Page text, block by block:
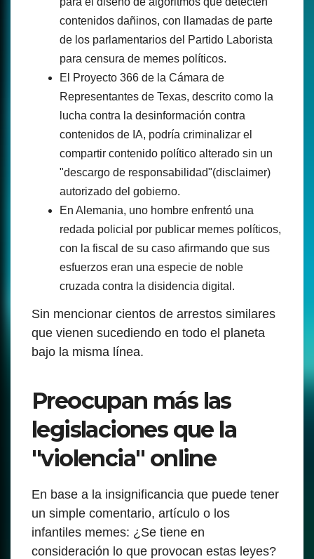
contenidos dañinos, con llamadas de parte
de los parlamentarios del Partido Laborista
para censura de memes políticos.
El Proyecto 366 de la Cámara de
Representantes de Texas, descrito como la
lucha contra la desinformación contra
contenidos de IA, podría criminalizar el
compartir contenido político alterado sin un
"descargo de responsabilidad"(disclaimer)
autorizado del gobierno.
En Alemania, uno hombre enfrentó una
redada policial por publicar memes políticos,
con la fiscal de su caso afirmando que sus
esfuerzos eran una especie de noble
cruzada contra la disidencia digital.
Sin mencionar cientos de arrestos similares
que vienen sucediendo en todo el planeta
bajo la misma línea.
Preocupan más las
legislaciones que la
"violencia" online
En base a la insignificancia que puede tener
un simple comentario, artículo o los
infantiles memes: ¿Se tiene en
consideración lo que provocan estas leyes?